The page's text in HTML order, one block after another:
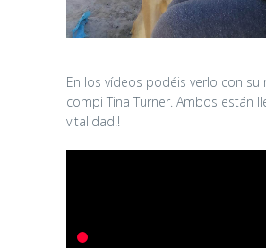
En los vídeos podéis verlo con su
compi Tina Turner. Ambos están
vitalidad!!